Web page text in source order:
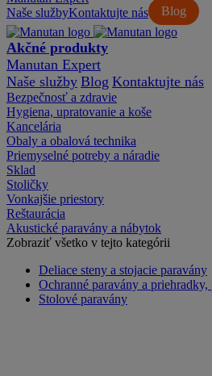
Naše služby
Blog
Kontaktujte nás
Akčné produkty
Manutan Expert
Naše služby Blog Kontaktujte nás
Bezpečnosť a zdravie
Hygiena, upratovanie a koše
Kancelária
Obaly a obalová technika
Priemyselné potreby a náradie
Sklad
Stoličky
Vonkajšie priestory
Reštaurácia
Akustické paravány a nábytok
Zobraziť všetko v tejto kategórii
Deliace steny a stojacie paravány
Ochranné paravány a
Stolové paravány